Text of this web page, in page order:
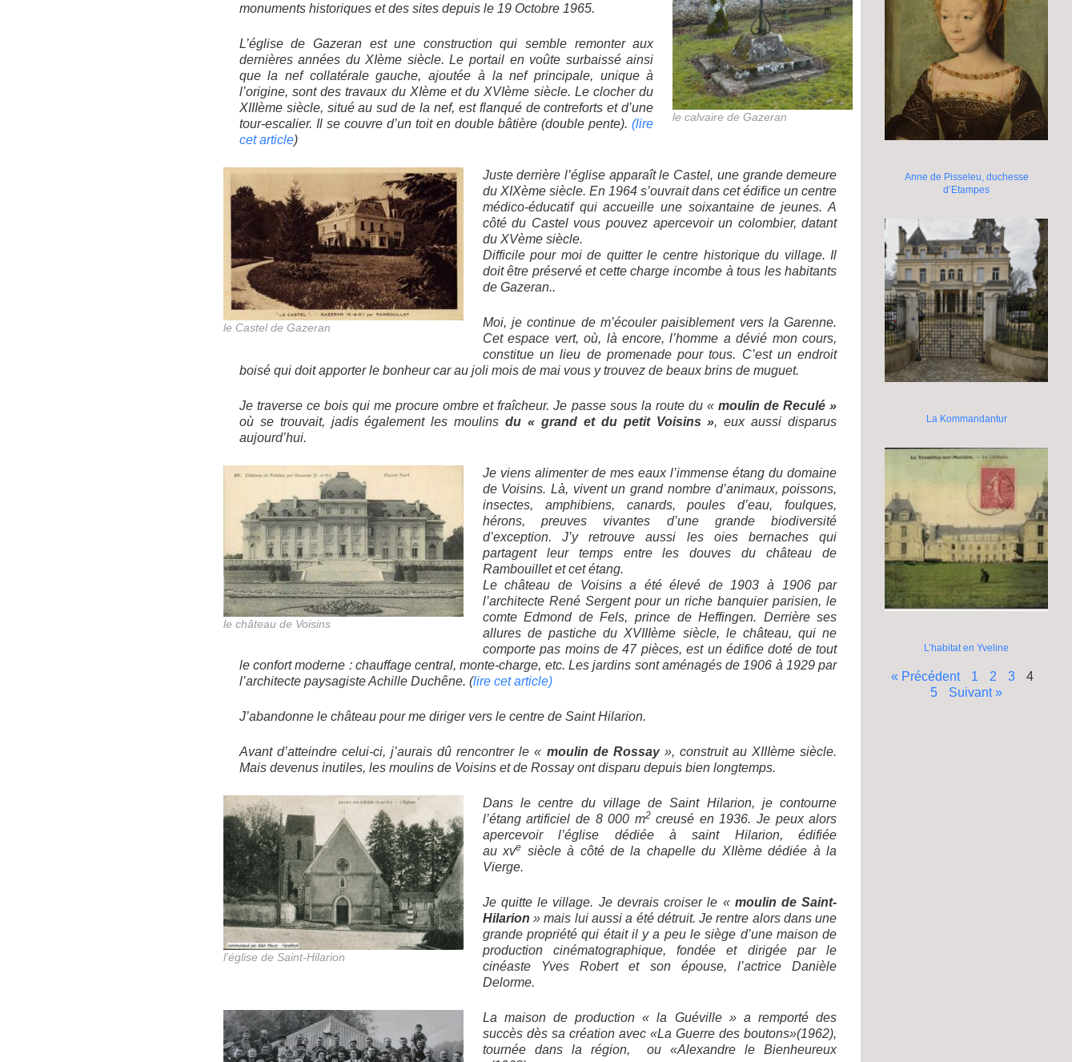
le calvaire de Gazeran
monuments historiques et des sites depuis le 19 Octobre 1965.
L’église de Gazeran est une construction qui semble remonter aux
dernières années du XIème siècle. Le portail en voûte surbaissé ainsi
que la nef collatérale gauche, ajoutée à la nef principale, unique à
l’origine, sont des travaux du XIème et du XVIème siècle. Le clocher du
XIIIème siècle, situé au sud de la nef, est flanqué de contreforts et d’une
tour-escalier. Il se couvre d’un toit en double bâtière (double pente).(lire
cet article)
le Castel de Gazeran
Juste derrière l’église apparaît le Castel, une grande demeure
du XIXème siècle. En 1964 s’ouvrait dans cet édifice un centre
médico-éducatif qui accueille une soixantaine de jeunes. A
côté du Castel vous pouvez apercevoir un colombier, datant
du XVème siècle.
Difficile pour moi de quitter le centre historique du village. Il
doit être préservé et cette charge incombe à tous les habitants
de Gazeran..
Moi, je continue de m’écouler paisiblement vers la Garenne.
Cet espace vert, où, là encore, l’homme a dévié mon cours,
constitue un lieu de promenade pour tous. C’est un endroit
boisé qui doit apporter le bonheur car au joli mois de mai vous y trouvez de beaux brins de muguet.
Je traverse ce bois qui me procure ombre et fraîcheur. Je passe sous la route du « moulin de Reculé »
où se trouvait, jadis également les moulinsdu « grand et du petit Voisins », eux aussi disparus
aujourd’hui.
le château de Voisins
Je viens alimenter de mes eaux l’immense étang du domaine
de Voisins. Là, vivent un grand nombre d’animaux, poissons,
insectes, amphibiens, canards, poules d’eau, foulques,
hérons, preuves vivantes d’une grande biodiversité
d’exception. J’y retrouve aussi les oies bernaches qui
partagent leur temps entre les douves du château de
Rambouillet et cet étang.
Le château de Voisins a été élevé de 1903 à 1906 par
l’architecte René Sergent pour un riche banquier parisien, le
comte Edmond de Fels, prince de Heffingen. Derrière ses
allures de pastiche du XVIIIème siècle, le château, qui ne
comporte pas moins de 47 pièces, est un édifice doté de tout
le confort moderne : chauffage central, monte-charge, etc. Les jardins sont aménagés de 1906 à 1929 par
l’architecte paysagiste Achille Duchêne. (lire cet article)
J’abandonne le château pour me diriger vers le centre de Saint Hilarion.
Avant d’atteindre celui-ci, j’aurais dû rencontrer le « moulin de Rossay », construit au XIIIème siècle.
Mais devenus inutiles, les moulins de Voisins et de Rossay ont disparu depuis bien longtemps.
l’église de Saint-Hilarion
Dans le centre du village de Saint Hilarion, je contourne
l’étangartificiel de 8 000 m2creusé en 1936. Je peux alors
apercevoir l’église dédiée à saint Hilarion, édifiée
auxve siècle à côté de la chapelle du XIIèmedédiée à la
Vierge.
Je quitte le village. Je devrais croiser le « moulin de Saint-
Hilarion» mais lui aussi a été détruit. Je rentre alors dans une
grande propriété qui était il y a peu le siège d’une maison de
production cinématographique, fondée et dirigée par le
cinéaste Yves Robertet son épouse, l’actriceDanièle
Delorme.
La maison de production « la Guéville » a remporté des
succès dès sa création avec «La Guerre des boutons»(1962),
tournée dans la région, ou «Alexandre le Bienheureux
Anne de Pisseleu, duchesse
d’Etampes
La Kommandantur
L’habitat en Yveline
« Précédent 1 2 3
4
5
Suivant »